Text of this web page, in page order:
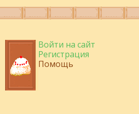
Войти на сайт
Регистрация
Помощь